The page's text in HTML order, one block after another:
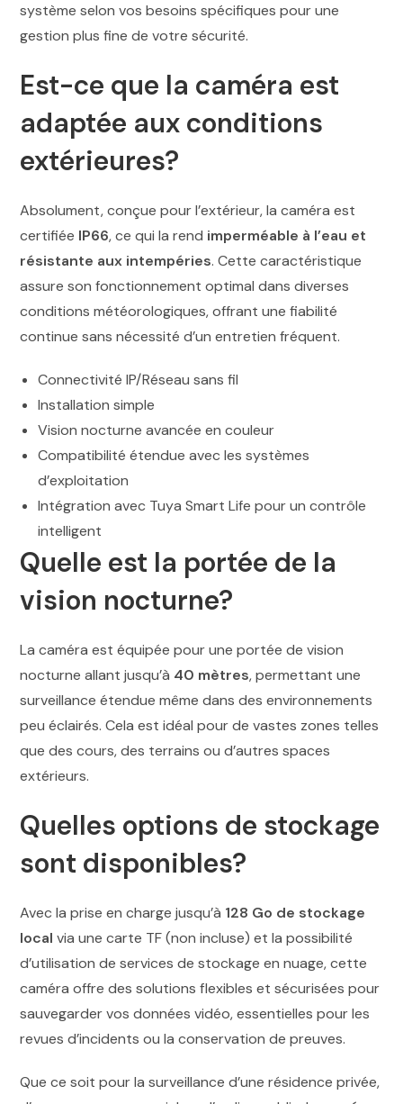
système selon vos besoins spécifiques pour une
gestion plus fine de votre sécurité.
Est-ce que la caméra est
adaptée aux conditions
extérieures?
Absolument, conçue pour l’extérieur, la caméra est
certifiée IP66, ce qui la rend imperméable à l’eau et
résistante aux intempéries. Cette caractéristique
assure son fonctionnement optimal dans diverses
conditions météorologiques, offrant une fiabilité
continue sans nécessité d’un entretien fréquent.
Connectivité IP/Réseau sans fil
Installation simple
Vision nocturne avancée en couleur
Compatibilité étendue avec les systèmes
d’exploitation
Intégration avec Tuya Smart Life pour un contrôle
intelligent
Quelle est la portée de la
vision nocturne?
La caméra est équipée pour une portée de vision
nocturne allant jusqu’à 40 mètres, permettant une
surveillance étendue même dans des environnements
peu éclairés. Cela est idéal pour de vastes zones telles
que des cours, des terrains ou d’autres spaces
extérieurs.
Quelles options de stockage
sont disponibles?
Avec la prise en charge jusqu’à 128 Go de stockage
local via une carte TF (non incluse) et la possibilité
d’utilisation de services de stockage en nuage, cette
caméra offre des solutions flexibles et sécurisées pour
sauvegarder vos données vidéo, essentielles pour les
revues d’incidents ou la conservation de preuves.
Que ce soit pour la surveillance d’une résidence privée,